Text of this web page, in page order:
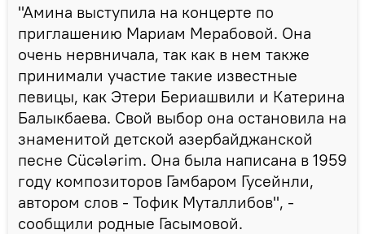
"Амина выступила на концерте по
приглашению Мариам Мерабовой. Она
очень нервничала, так как в нем также
принимали участие такие известные
певицы, как Этери Бериашвили и Катерина
Балыкбаева. Свой выбор она остановила на
знаменитой детской азербайджанской
песне Cücələrim. Она была написана в 1959
году композиторов Гамбаром Гусейнли,
автором слов - Тофик Муталлибов", -
сообщили родные Гасымовой.